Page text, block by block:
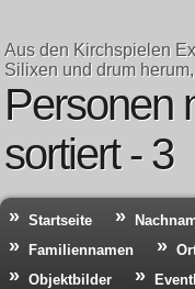
Aus den Kirchspielen
Silixen und drum
Personen
sortiert - 3
Startseite
Familiennamen
Objektbilder